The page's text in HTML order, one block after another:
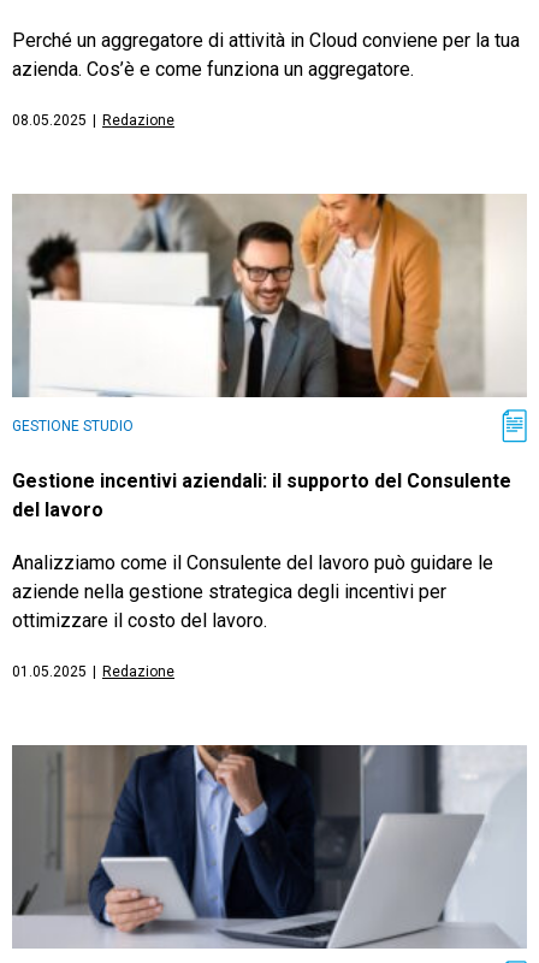
Perché un aggregatore di attività in Cloud conviene per la tua
azienda. Cos’è e come funziona un aggregatore.
08.05.2025 Redazione
GESTIONE STUDIO
Gestione incentivi aziendali: il supporto del Consulente
del lavoro
Analizziamo come il Consulente del lavoro può guidare le
aziende nella gestione strategica degli incentivi per
ottimizzare il costo del lavoro.
01.05.2025 Redazione